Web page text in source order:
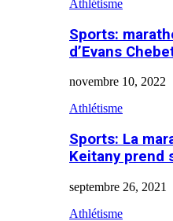
Athlétisme
Sports:
d’Evans
novembre 10, 2022
Athlétisme
Sports: La
Keitany prend
septembre 26, 2021
Athlétisme